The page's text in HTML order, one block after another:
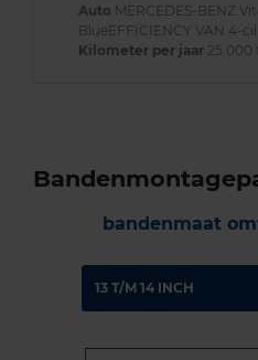
Auto MERCEDES-BENZ
BlueEFFICIENCY VAN 4-
Kilometer per jaar 25.000
bandenmaat